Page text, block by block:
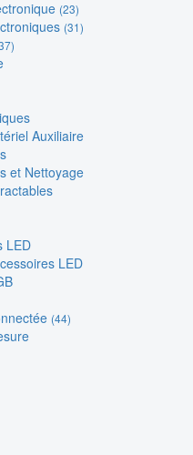
(23)
(31)
Auxiliaire
et Nettoyage
LED
LED
(44)